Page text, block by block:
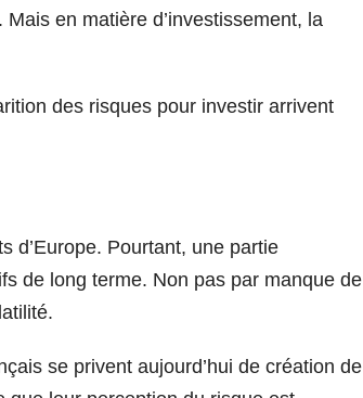
en matière d’investissement, la
des risques pour investir arrivent
d’Europe. Pourtant, une partie
de long terme. Non pas par manque de
se privent aujourd’hui de création de